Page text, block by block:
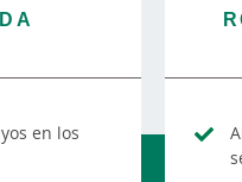
en los